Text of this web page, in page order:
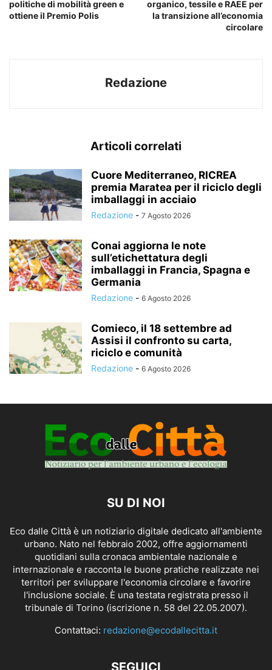
politiche di mobilità green e
ottiene il Premio Polis
organico, tessile e RAEE per
la transizione all’economia
circolare
Redazione
Articoli correlati
Cuore Mediterraneo, RICREA
premia Maratea per il riciclo degli
imballaggi in acciaio
Redazione - 7 Agosto 2026
Conai aggiorna le note
sull’etichettatura degli
imballaggi in Francia, Spagna e
Germania
Redazione - 6 Agosto 2026
Comieco, il 18 settembre ad
Assisi il confronto su carta,
riciclo e comunità
Redazione - 6 Agosto 2026
SU DI NOI
Eco dalle Città è un notiziario digitale dedicato all'ambiente
urbano. Nato nel febbraio 2002, offre aggiornamenti
quotidiani sulla cronaca ambientale nazionale e
internazionale e racconta le buone pratiche realizzate nei
territori per sviluppare l'economia circolare e favorire
l'inclusione sociale. È una testata registrata presso il
tribunale di Torino (iscrizione n. 58 del 22.05.2007).
Contattaci: redazione@ecodallecitta.it
SEGUICI